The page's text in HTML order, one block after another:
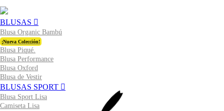
BLUSAS
Blusa Organic Bambú
¡Nueva Colección!
Blusa Piqué.
Blusa Performance
Blusa Oxford
Blusa de Vestir
BLUSAS SPORT
Blusa Sport Lisa
Camiseta Lisa